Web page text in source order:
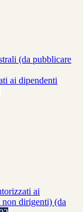
(da pubblicare
ai dipendenti
ai
dirigenti) (da